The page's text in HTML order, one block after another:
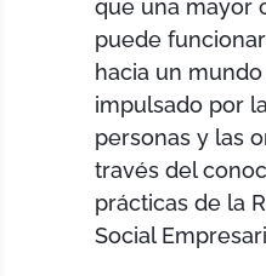
que una mayor
puede
hacia un
impulsado por
personas y las
través del
prácticas de la
Social